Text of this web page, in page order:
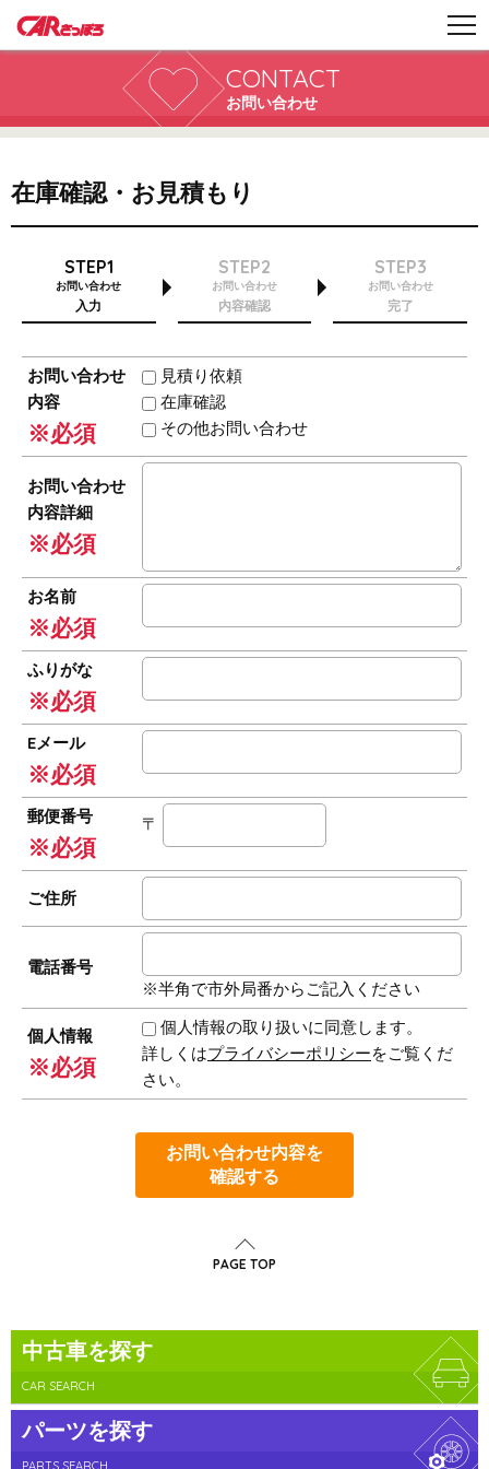
CONTACT
お問い合わせ
在庫確認・お見積もり
STEP1
お問い合わせ
入力
STEP2
お問い合わせ
内容確認
STEP3
お問い合わせ
完了
お問い合わせ
内容
※必須
見積り依頼
在庫確認
その他お問い合わせ
お問い合わせ
内容詳細
※必須
お名前
※必須
ふりがな
※必須
Eメール
※必須
郵便番号
※必須
〒
ご住所
電話番号
※半角で市外局番からご記入ください
個人情報
※必須
個人情報の取り扱いに同意します。
詳しくはプライバシーポリシーをご覧くだ
さい。
お問い合わせ内容を
確認する
PAGE TOP
中古車を探す
CAR SEARCH
パーツを探す
PARTS SEARCH